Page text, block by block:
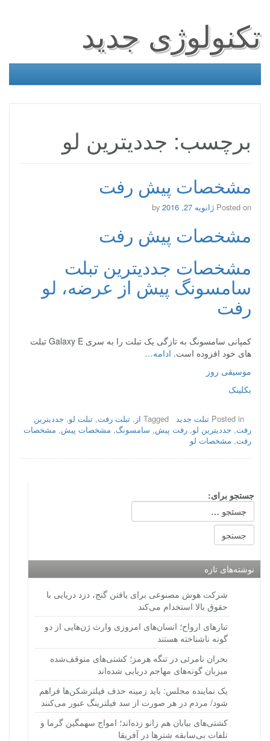
تکنولوژی جدید
برچسب: جددیترین لو
مشخصات پیش رفت
Posted on ژانویه 27, 2016
مشخصات پیش رفت
مشخصات جددیترین تبلت
سامسونگ پیش از عرضه، لو
رفت
کمپانی سامسونگ به تازگی یک تبلت را به سری Galaxy E تبلت
های خود افزوده است. ادامه…
موسیقی روز
بکلینک
Posted in تبلت جدید Tagged از , تبلت رفت, تبلت لو, جددیترین
رفت, جددیترین لو, رفت پیش, سامسونگ, مشخصات پیش, مشخصات
رفت, مشخصات لو
جستجو برای:
نوشته‌های تازه
شرکت هوش مصنوعی برای یافتن گنج، دزد دریایی با
حقوق بالا استخدام می‌کند
تبارهای ارواح؛ انسان‌های امروزی وارث ژن‌هایی از دو
گونه ناشناخته هستند
بحران نامرئی در تنگه هرمز؛ کشتی‌های متوقف‌شده
میزبان گونه‌های مهاجم دریایی شده‌اند
یک نماینده مجلس: باید زمینه حذف فیلترشکن‌ها فراهم
شود/ مردم در هر صورت از سد فیلترینگ عبور می‌کنند
کشتی‌های بیابان هم زانو زده‌اند؛ امواج سهمگین گرما و
تلفات بی‌سابقه شترها در آفریقا